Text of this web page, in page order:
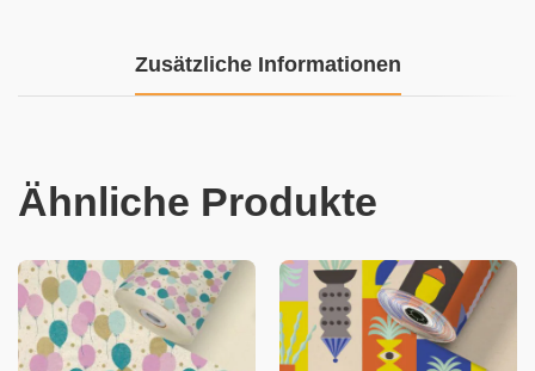
Zusätzliche Informationen
Ähnliche Produkte